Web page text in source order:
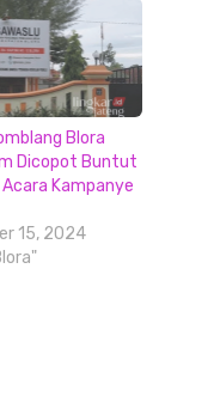
Blora
Dicopot Buntut
Kampanye
15, 2024